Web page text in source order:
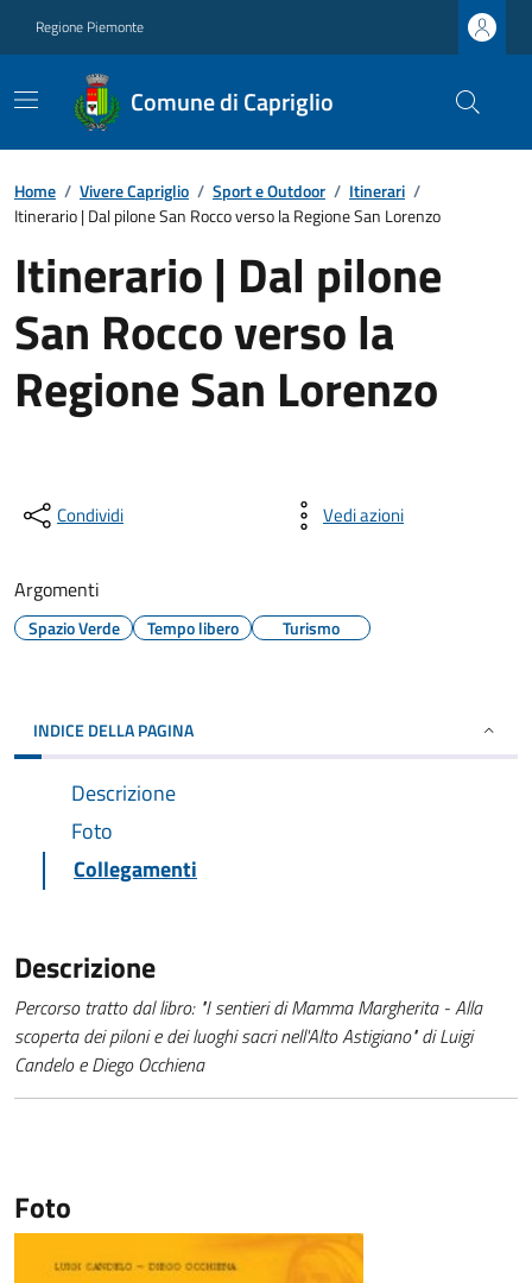
Regione Piemonte
Comune di Capriglio
Home / Vivere Capriglio / Sport e Outdoor / Itinerari /
Itinerario | Dal pilone San Rocco verso la Regione San Lorenzo
Itinerario | Dal pilone
San Rocco verso la
Regione San Lorenzo
Condividi Vedi azioni
Argomenti
Spazio Verde Tempo libero Turismo
INDICE DELLA PAGINA
Descrizione
Foto
Collegamenti
Descrizione
Percorso tratto dal libro: "I sentieri di Mamma Margherita - Alla
scoperta dei piloni e dei luoghi sacri nell'Alto Astigiano" di Luigi
Candelo e Diego Occhiena
Foto